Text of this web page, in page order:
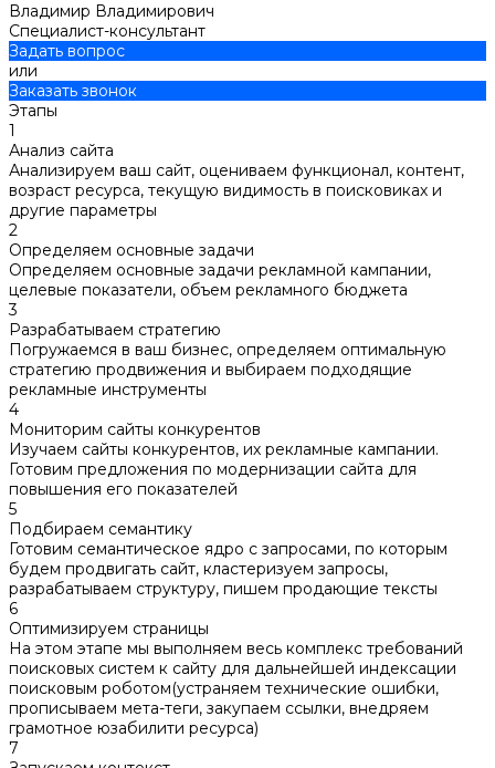
Владимир Владимирович
Специалист-консультант
Задать вопрос
или
Заказать звонок
Этапы
1
Анализ сайта
Анализируем ваш сайт, оцениваем функционал, контент,
возраст ресурса, текущую видимость в поисковиках и
другие параметры
2
Определяем основные задачи
Определяем основные задачи рекламной кампании,
целевые показатели, объем рекламного бюджета
3
Разрабатываем стратегию
Погружаемся в ваш бизнес, определяем оптимальную
стратегию продвижения и выбираем подходящие
рекламные инструменты
4
Мониторим сайты конкурентов
Изучаем сайты конкурентов, их рекламные кампании.
Готовим предложения по модернизации сайта для
повышения его показателей
5
Подбираем семантику
Готовим семантическое ядро с запросами, по которым
будем продвигать сайт, кластеризуем запросы,
разрабатываем структуру, пишем продающие тексты
6
Оптимизируем страницы
На этом этапе мы выполняем весь комплекс требований
поисковых систем к сайту для дальнейшей индексации
поисковым роботом(устраняем технические ошибки,
прописываем мета-теги, закупаем ссылки, внедряем
грамотное юзабилити ресурса)
7